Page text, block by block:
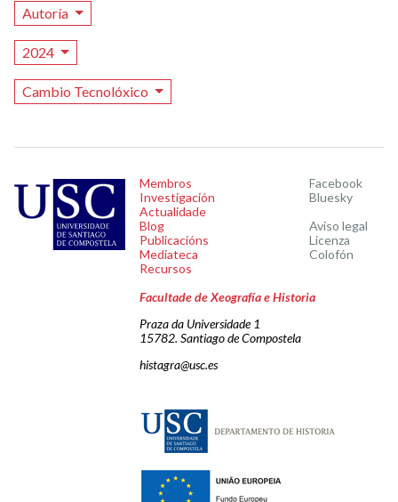
Autoría
2024
Cambio Tecnolóxico
Membros
Investigación
Actualidade
Blog
Publicacións
Mediateca
Recursos
Facebook
Bluesky
Aviso legal
Licenza
Colofón
Facultade de Xeografía e Historia
Praza da Universidade 1
15782. Santiago de Compostela
histagra@usc.es